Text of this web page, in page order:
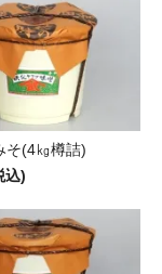
そ(4㎏樽詰)
込)